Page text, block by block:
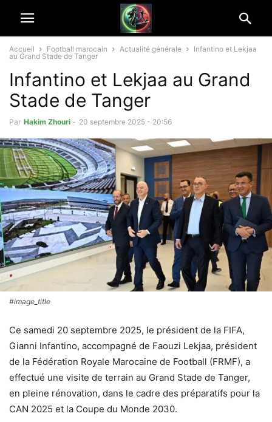
Accueil Football marocain Actualité générale
Infantino et Lekjaa
au Grand Stade de Tanger
Infantino et Lekjaa au Grand
Stade de Tanger
Par Hakim Zhouri - 20 septembre 2025 - 20:56
#image_title
Ce samedi 20 septembre 2025, le président de la FIFA,
Gianni Infantino, accompagné de Faouzi Lekjaa, président
de la Fédération Royale Marocaine de Football (FRMF), a
effectué une visite de terrain au Grand Stade de Tanger,
en pleine rénovation, dans le cadre des préparatifs pour la
CAN 2025 et la Coupe du Monde 2030.